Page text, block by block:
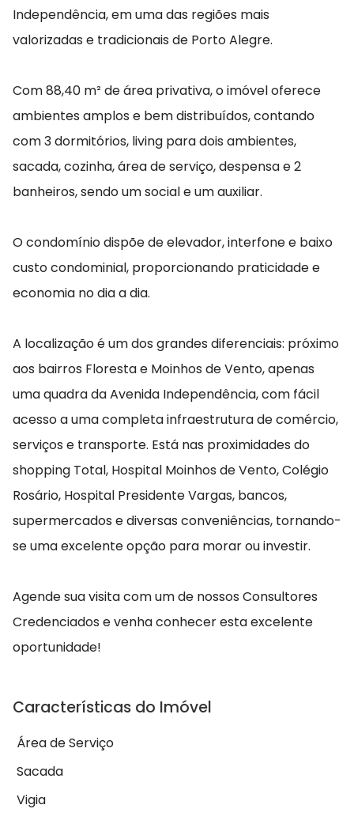
Independência, em uma das regiões mais
valorizadas e tradicionais de Porto Alegre.
Com 88,40 m² de área privativa, o imóvel oferece
ambientes amplos e bem distribuídos, contando
com 3 dormitórios, living para dois ambientes,
sacada, cozinha, área de serviço, despensa e 2
banheiros, sendo um social e um auxiliar.
O condomínio dispõe de elevador, interfone e baixo
custo condominial, proporcionando praticidade e
economia no dia a dia.
A localização é um dos grandes diferenciais: próximo
aos bairros Floresta e Moinhos de Vento, apenas
uma quadra da Avenida Independência, com fácil
acesso a uma completa infraestrutura de comércio,
serviços e transporte. Está nas proximidades do
shopping Total, Hospital Moinhos de Vento, Colégio
Rosário, Hospital Presidente Vargas, bancos,
supermercados e diversas conveniências, tornando-
se uma excelente opção para morar ou investir.
Agende sua visita com um de nossos Consultores
Credenciados e venha conhecer esta excelente
oportunidade!
Características do Imóvel
Área de Serviço
Sacada
Vigia